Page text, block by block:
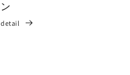
ン
detail